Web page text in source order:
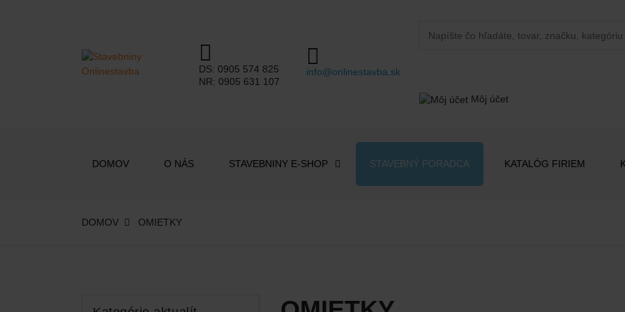
DS:0905 574 825
NR:0905 631 107
info@onlinestavba.sk
Môj účet
DOMOV O NÁS STAVEBNINY E-SHOP STAVEBNÝ PORADCA KATALÓG FIRIEM
DOMOV OMIETKY